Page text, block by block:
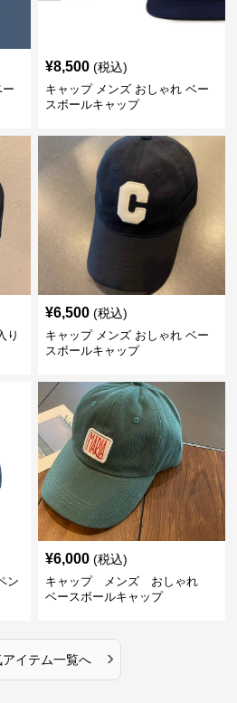
¥8,500 (税込)
キャップ メンズ おしゃれ ベー
スボールキャップ
り
¥6,500 (税込)
キャップ メンズ おしゃれ ベー
スボールキャップ
ン
¥6,000 (税込)
キャップ メンズ おしゃれ
ベースボールキャップ
アイテム一覧へ ›